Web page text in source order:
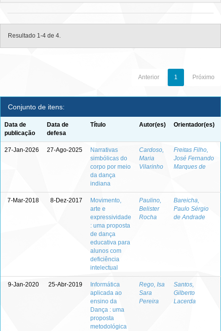
Resultado 1-4 de 4.
Anterior 1 Próximo
Conjunto de itens:
Data de
publicação
Data de
defesa
Título Autor(es) Orientador(es)
27-Jan-2026 27-Ago-2025
Narrativas
simbólicas do
corpo por meio
da dança
indiana
Cardoso,
Maria
Vilarinho
Freitas Filho,
José Fernando
Marques de
7-Mar-2018 8-Dez-2017
Movimento,
arte e
expressividade
: uma proposta
de dança
educativa para
alunos com
deficiência
intelectual
Paulino,
Belister
Rocha
Bareicha,
Paulo Sérgio
de Andrade
9-Jan-2020 25-Abr-2019
Informática
aplicada ao
ensino da
Dança : uma
proposta
metodológica
Rego, Isa
Sara
Pereira
Santos,
Gilberto
Lacerda